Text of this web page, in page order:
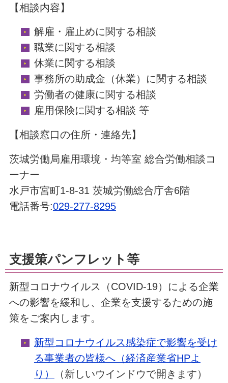
【相談内容】
解雇・雇止めに関する相談
職業に関する相談
休業に関する相談
事務所の助成金（休業）に関する相談
労働者の健康に関する相談
雇用保険に関する相談 等
【相談窓口の住所・連絡先】
茨城労働局雇用環境・均等室 総合労働相談コ
ーナー
水戸市宮町1-8-31 茨城労働総合庁舎6階
電話番号:029-277-8295
支援策パンフレット等
新型コロナウイルス（COVID-19）による企業
への影響を緩和し、企業を支援するための施
策をご案内します。
新型コロナウイルス感染症で影響を受け
る事業者の皆様へ（経済産業省HPよ
り）
（新しいウインドウで開きます）